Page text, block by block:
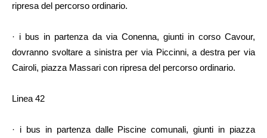
ripresa del percorso ordinario.
· i bus in partenza da via Conenna, giunti in corso Cavour,
dovranno svoltare a sinistra per via Piccinni, a destra per via
Cairoli, piazza Massari con ripresa del percorso ordinario.
Linea 42
· i bus in partenza dalle Piscine comunali, giunti in piazza